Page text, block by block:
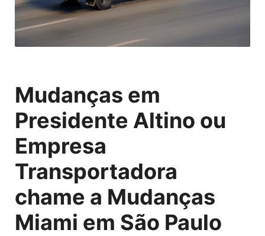
Mudanças em
Presidente Altino ou
Empresa
Transportadora
chame a Mudanças
Miami em São Paulo